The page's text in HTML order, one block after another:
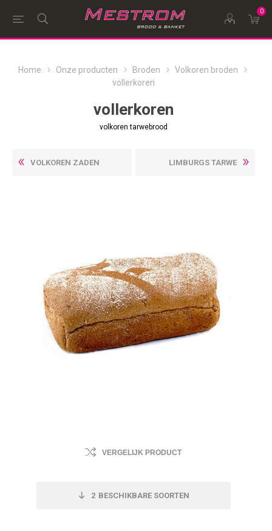
0
Home Onze producten Broden
Volkoren broden
vollerkoren
vollerkoren
volkoren tarwebrood
VOLKOREN ZADEN LIMBURGS TARWE
VERGELIJK PRODUCT
2 BESCHIKBARE SOORTEN